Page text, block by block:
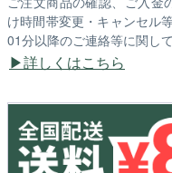
け時間帯変更・キャンセル
01分以降のご連絡等に関し
詳しくはこちら